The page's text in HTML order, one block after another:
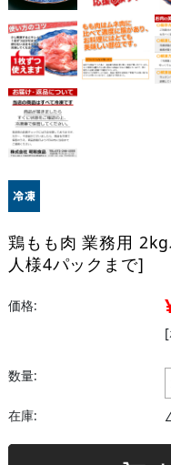
鶏もも肉 業務用
人様4パックまで]
価格:
数量:
在庫: